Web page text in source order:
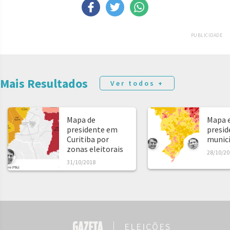
PUBLICIDADE
Mais Resultados Ver todos +
Mapa de
presidente em
Curitiba por
zonas eleitorais
31/10/2018
Mapa
28/10/
ELEIÇÕES